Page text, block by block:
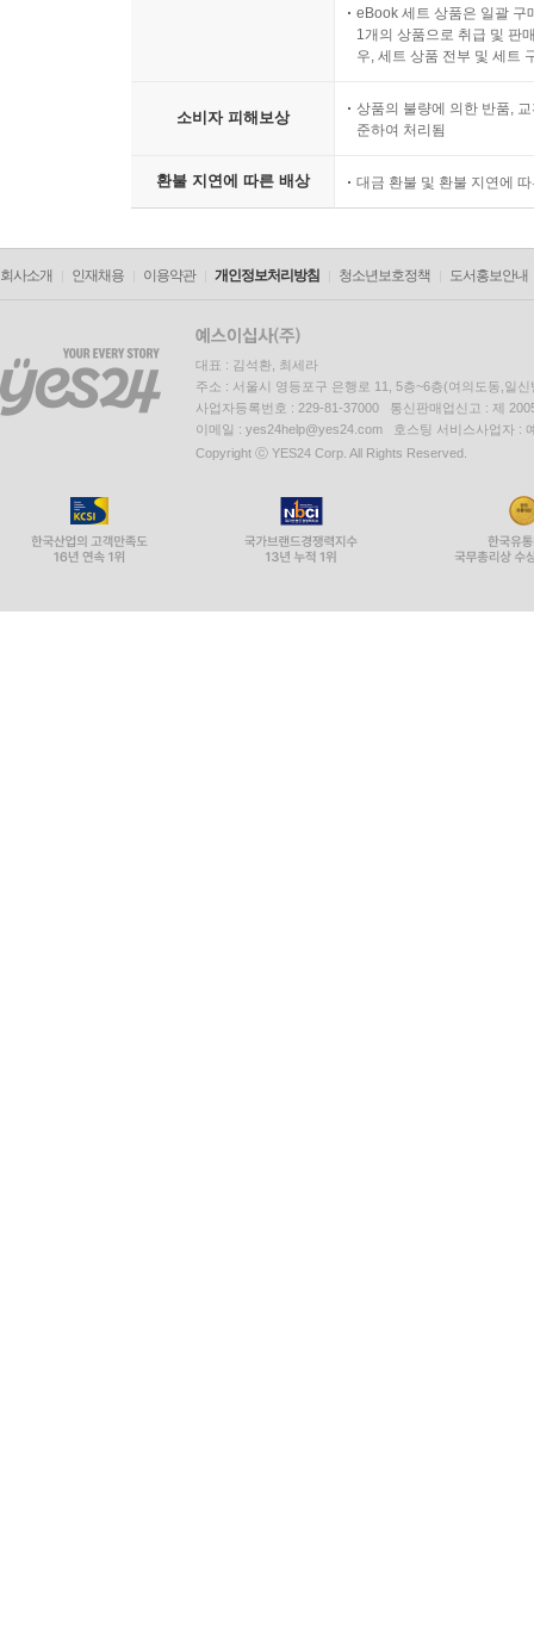
eBook 세트 상품은 일괄 구
1개의 상품으로 취급 및 판
우, 세트 상품 전부 및 세트
소비자 피해보상
상품의 불량에 의한 반품,
준하여 처리됨
환불 지연에 따른 배상 대금 환불 및 환불 지연에
회사소개 인재채용 이용약관 개인정보처리방침 청소년보호정책 도서홍보안내
대표 : 김석환, 최세라
주소 : 서울시 영등포구 은행로 11, 5층~6층(여의도동,일신
사업자등록번호 : 229-81-37000 통신판매업신고 : 제
이메일 : yes24help@yes24.com 호스팅 서비스사업자 :
Copyright ⓒ YES24 Corp. All Rights Reserved.